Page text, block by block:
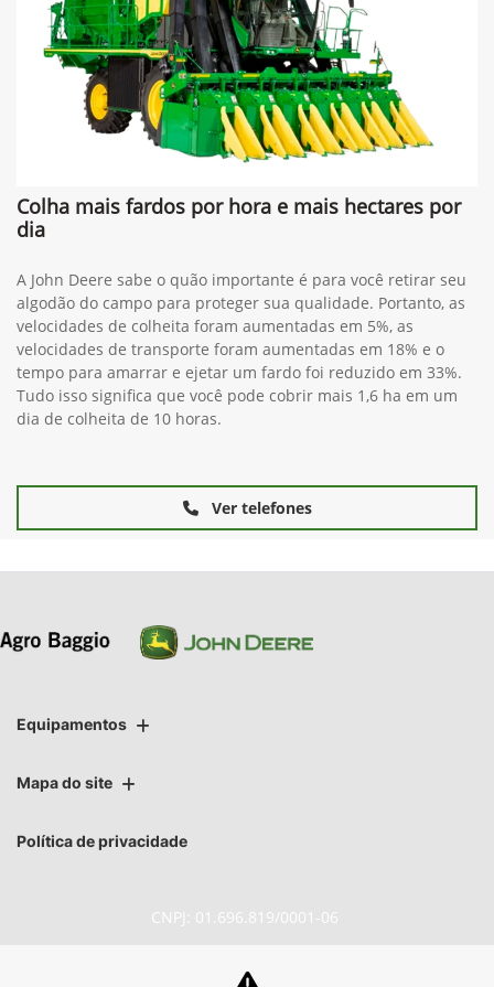
Colha mais fardos por hora e mais hectares por
dia
A John Deere sabe o quão importante é para você retirar seu
algodão do campo para proteger sua qualidade. Portanto, as
velocidades de colheita foram aumentadas em 5%, as
velocidades de transporte foram aumentadas em 18% e o
tempo para amarrar e ejetar um fardo foi reduzido em 33%.
Tudo isso significa que você pode cobrir mais 1,6 ha em um
dia de colheita de 10 horas.
Ver telefones
Equipamentos
Mapa do site
Política de privacidade
CNPJ: 01.696.819/0001-06